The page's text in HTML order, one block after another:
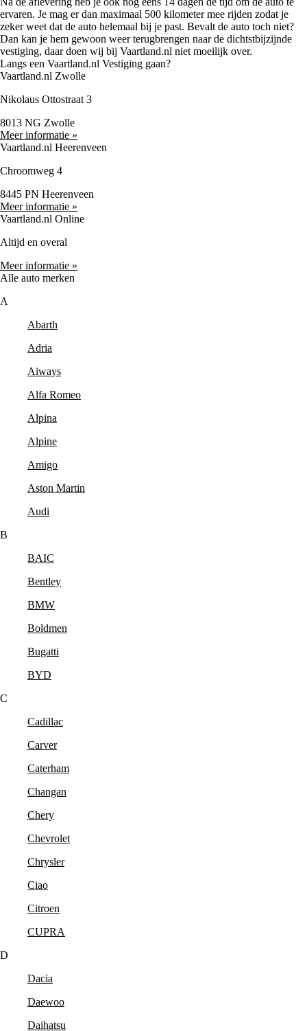
ervaren. Je mag er dan maximaal 500 kilometer mee rijden zodat je
zeker weet dat de auto helemaal bij je past. Bevalt de auto toch niet?
Dan kan je hem gewoon weer terugbrengen naar de dichtstbijzijnde
vestiging, daar doen wij bij Vaartland.nl niet moeilijk over.
Langs een Vaartland.nl Vestiging gaan?
Vaartland.nl Zwolle
Nikolaus Ottostraat 3
8013 NG Zwolle
Meer informatie »
Vaartland.nl Heerenveen
Chroomweg 4
8445 PN Heerenveen
Meer informatie »
Vaartland.nl Online
Altijd en overal
Meer informatie »
Alle auto merken
A
Abarth
Adria
Aiways
Alfa Romeo
Alpina
Alpine
Amigo
Aston Martin
Audi
B
BAIC
Bentley
BMW
Boldmen
Bugatti
BYD
C
Cadillac
Carver
Caterham
Changan
Chery
Chevrolet
Chrysler
Ciao
Citroen
CUPRA
D
Dacia
Daewoo
Daihatsu